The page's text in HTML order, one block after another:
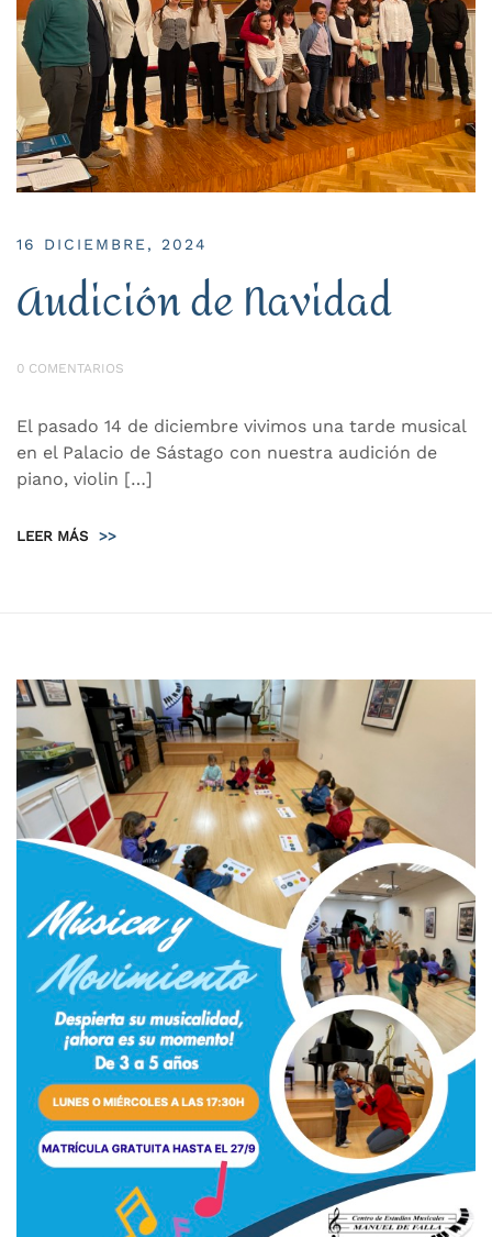
16 DICIEMBRE, 2024
Audición de Navidad
0 COMENTARIOS
El pasado 14 de diciembre vivimos una tarde musical
en el Palacio de Sástago con nuestra audición de
piano, violin […]
LEER MÁS >>